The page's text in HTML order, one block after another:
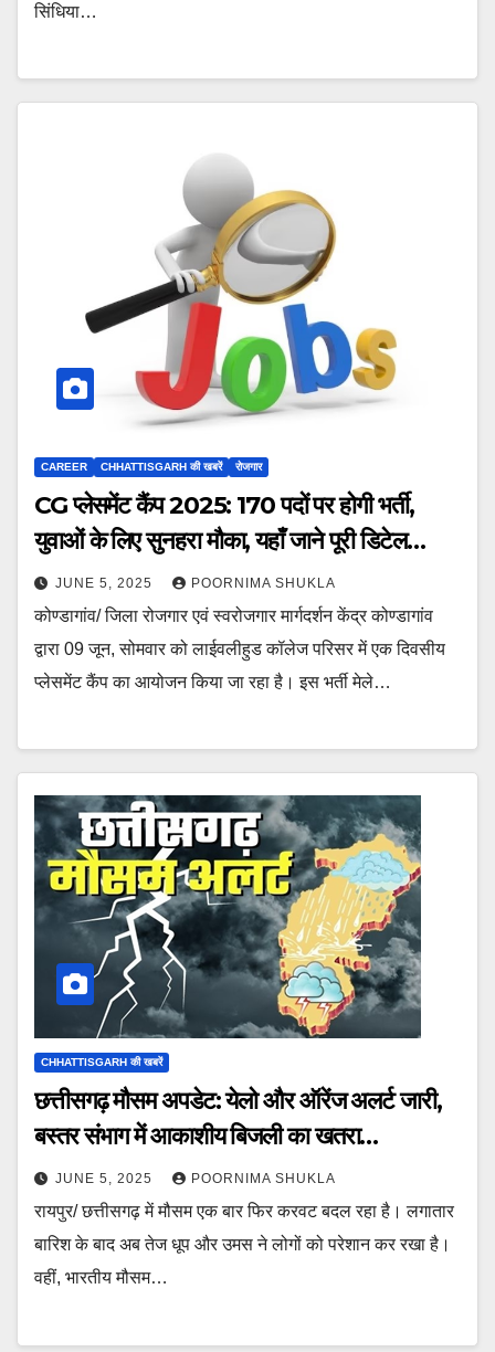
सिंधिया…
CAREER CHHATTISGARH की खबरें रोजगार
CG प्लेसमेंट कैंप 2025: 170 पदों पर होगी भर्ती,
युवाओं के लिए सुनहरा मौका, यहाँ जाने पूरी डिटेल…
JUNE 5, 2025 POORNIMA SHUKLA
कोण्डागांव/ जिला रोजगार एवं स्वरोजगार मार्गदर्शन केंद्र कोण्डागांव
द्वारा 09 जून, सोमवार को लाईवलीहुड कॉलेज परिसर में एक दिवसीय
प्लेसमेंट कैंप का आयोजन किया जा रहा है। इस भर्ती मेले…
CHHATTISGARH की खबरें
छत्तीसगढ़ मौसम अपडेट: येलो और ऑरेंज अलर्ट जारी,
बस्तर संभाग में आकाशीय बिजली का खतरा…
JUNE 5, 2025 POORNIMA SHUKLA
रायपुर/ छत्तीसगढ़ में मौसम एक बार फिर करवट बदल रहा है। लगातार
बारिश के बाद अब तेज धूप और उमस ने लोगों को परेशान कर रखा है।
वहीं, भारतीय मौसम…